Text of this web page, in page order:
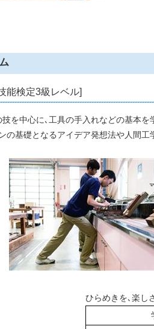
検定3級レベル]
を中心に､工具の手入れなどの基本を
の基礎となるアイデア発想法や人間
ひらめきを､楽し